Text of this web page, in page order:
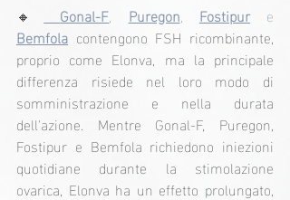
🔸
Gonal-F, Puregon, Fostipur
Bemfola contengono FSH ricombinante,
proprio come Elonva, ma la principale
differenza risiede nel loro modo di
somministrazione e nella durata
dell'azione. Mentre Gonal-F, Puregon,
Fostipur e Bemfola richiedono iniezioni
quotidiane durante la stimolazione
ovarica, Elonva ha un effetto prolungato,